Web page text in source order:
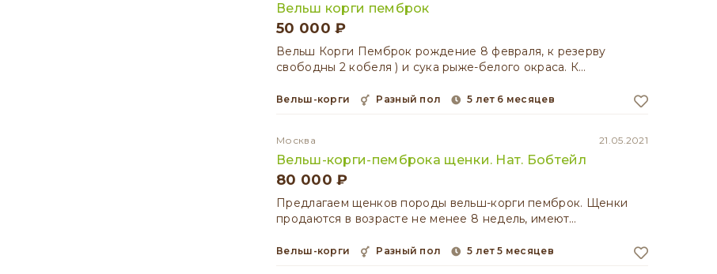
Вельш корги пемброк
50 000 ₽
Вельш Корги Пемброк рождение 8 февраля, к резерву
свободны 2 кобеля ) и сука рыже-белого окраса. К…
Вельш-корги разный пол 5 лет 6 месяцев
Москва 21.05.2021
Вельш-корги-пемброка щенки. Нат. Бобтейл
80 000 ₽
Предлагаем щенков породы вельш-корги пемброк. Щенки
продаются в возрасте не менее 8 недель, имеют…
Вельш-корги разный пол 5 лет 5 месяцев